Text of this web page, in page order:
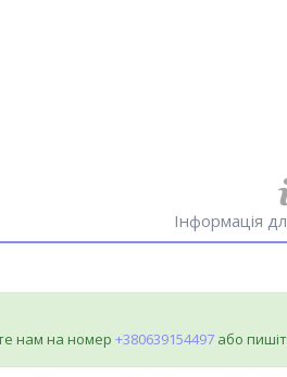
Інформація
нам на номер +380639154497або